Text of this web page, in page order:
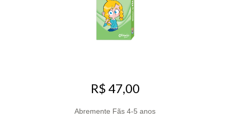
R$ 47,00
Abremente Fãs 4-5 anos